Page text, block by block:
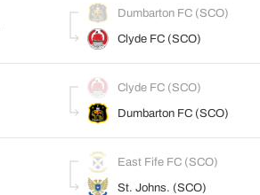
Dumbarton FC (SCO)
Clyde FC (SCO)
Clyde FC (SCO)
Dumbarton FC (SCO)
East Fife FC (SCO)
St. Johns. (SCO)